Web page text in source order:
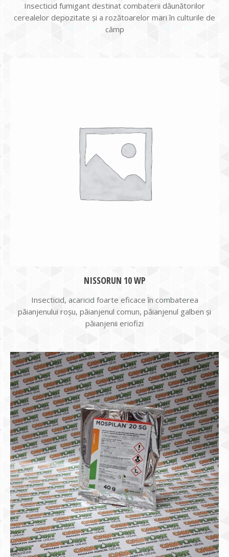
Insecticid fumigant destinat combaterii dăunătorilor
cerealelor depozitate și a rozătoarelor mari în culturile de
câmp
NISSORUN 10 WP
Insecticid, acaricid foarte eficace în combaterea
păianjenului roşu, păianjenul comun, păianjenul galben şi
păianjenii eriofizi